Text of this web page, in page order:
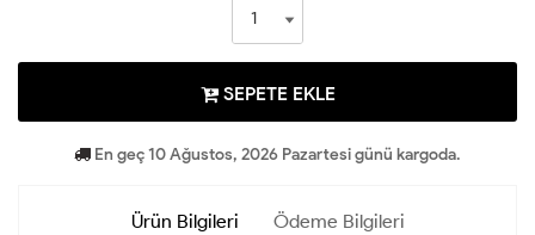
SEPETE EKLE
En geç 10 Ağustos, 2026 Pazartesi günü kargoda.
Ürün Bilgileri Ödeme Bilgileri